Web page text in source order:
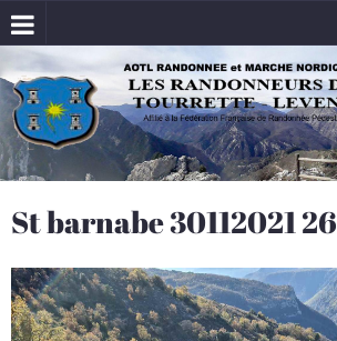
St barnabe 30112021 26